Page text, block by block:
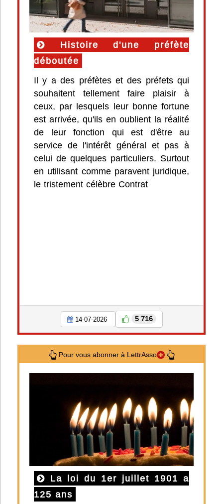
Histoire d'une préfète
déboutée
Il y a des préfètes et des préfets qui
souhaitent tellement faire plaisir à
ceux, par lesquels leur bonne fortune
est arrivée, qu'ils en oublient la réalité
de leur fonction qui est d'être au
service de l'intérêt général et pas à
celui de quelques particuliers. Surtout
en utilisant comme paravent juridique,
le tristement célèbre Contrat
14-07-2026 5 716
Pour vous abonner à LettrAsso
La loi du 1er juillet 1901 a
125 ans